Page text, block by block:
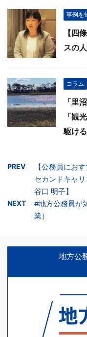
事例を
【四
スの
コラム
「里
「観
駆け
PREV
【公務員にお
セカンドキャ
谷口 明子】
NEXT
#地方公務員が
業）
地方公